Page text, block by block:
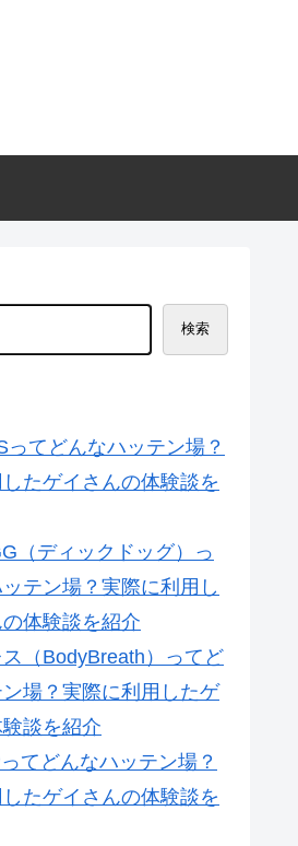
検索
ってどんなハッテン場？
たゲイさんの体験談を
（ディックドッグ）っ
テン場？実際に利用し
体験談を紹介
（BodyBreath）ってど
場？実際に利用したゲ
談を紹介
てどんなハッテン場？
たゲイさんの体験談を